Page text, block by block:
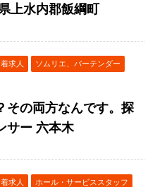
上水内郡飯綱町
求人 ソムリエ、バーテンダー
その両方なんです。探
サー 六本木
求人 ホール・サービススタッフ